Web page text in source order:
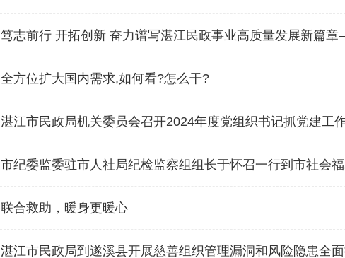
笃志前行 开拓创新 奋力谱写湛江民政事业高质量发展新篇
全方位扩大国内需求,如何看?怎么干?
湛江市民政局机关委员会召开2024年度党组织书记抓党建工
市纪委监委驻市人社局纪检监察组组长于怀召一行到市社会
联合救助，暖身更暖心
湛江市民政局到遂溪县开展慈善组织管理漏洞和风险隐患全